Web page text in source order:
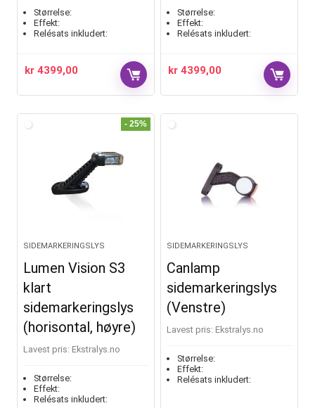
Størrelse:
Effekt:
Relésats inkludert:
kr 4399,00
Størrelse:
Effekt:
Relésats inkludert:
kr 4399,00
- 25%
SIDEMARKERINGSLYS
Lumen Vision S3
klart
sidemarkeringslys
(horisontal, høyre)
Lavest pris: ekstralys.no
Størrelse:
Effekt:
Relésats inkludert:
SIDEMARKERINGSLYS
Canlamp
sidemarkeringslys
(Venstre)
Lavest pris: ekstralys.no
Størrelse:
Effekt:
Relésats inkludert: